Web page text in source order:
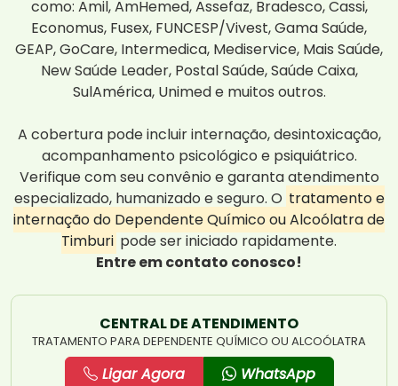
como: Amil, AmHemed, Assefaz, Bradesco, Cassi,
Economus, Fusex, FUNCESP/Vivest, Gama Saúde,
GEAP, GoCare, Intermedica, Mediservice, Mais Saúde,
New Saúde Leader, Postal Saúde, Saúde Caixa,
SulAmérica, Unimed e muitos outros.
A cobertura pode incluir internação, desintoxicação,
acompanhamento psicológico e psiquiátrico.
Verifique com seu convênio e garanta atendimento
especializado, humanizado e seguro. O tratamento e
internação do Dependente Químico ou Alcoólatra de
Timburi pode ser iniciado rapidamente.
Entre em contato conosco!
CENTRAL DE ATENDIMENTO
TRATAMENTO PARA DEPENDENTE QUÍMICO OU ALCOÓLATRA
Ligar Agora WhatsApp